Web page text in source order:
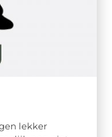
lekker